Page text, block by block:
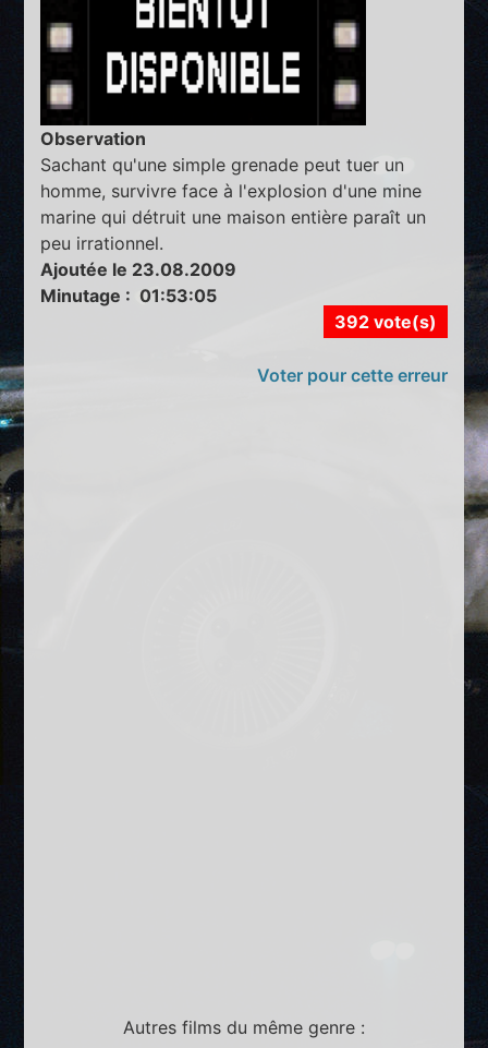
Observation
Sachant qu'une simple grenade peut tuer un
homme, survivre face à l'explosion d'une mine
marine qui détruit une maison entière paraît un
peu irrationnel.
Ajoutée le 23.08.2009
Minutage : 01:53:05
392 vote(s)
Voter pour cette erreur
Autres films du même genre :